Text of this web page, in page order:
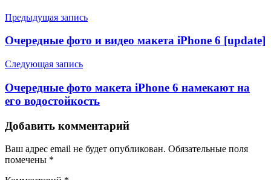
Предыдущая запись
Очередные фото и видео макета iPhone 6 [update]
Следующая запись
Очередные фото макета iPhone 6 намекают на
его водостойкость
Добавить комментарий
Ваш адрес email не будет опубликован. Обязательные поля
помечены *